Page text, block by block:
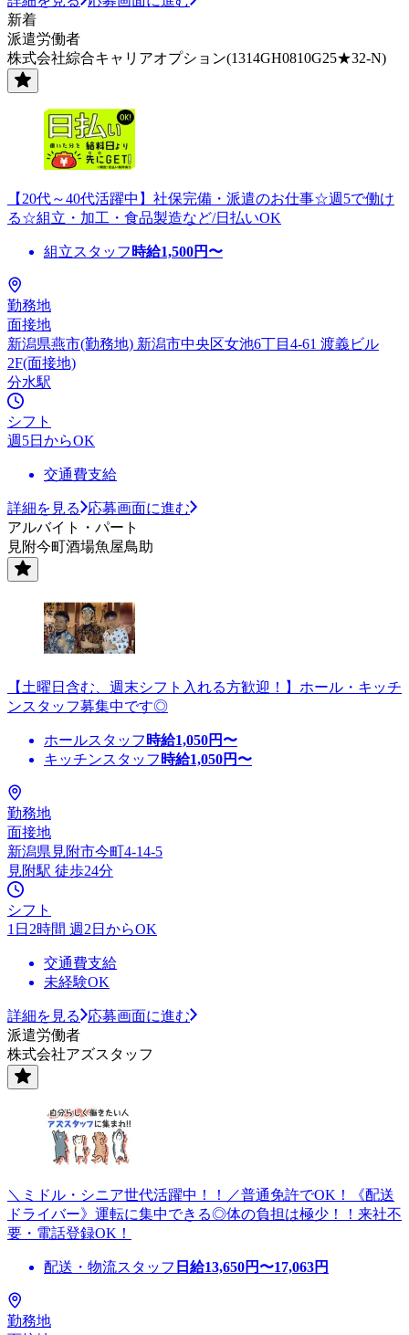
新着
派遣労働者
株式会社綜合キャリアオプション(1314GH0810G25★32-N)
【20代～40代活躍中】社保完備・派遣のお仕事☆週5で働け
る☆組立・加工・食品製造など/日払いOK
組立スタッフ 時給1,500円〜
勤務地
面接地
新潟県燕市(勤務地) 新潟市中央区女池6丁目4-61 渡義ビル
2F(面接地)
分水駅
シフト
週5日からOK
交通費支給
詳細を見る
応募画面に進む
アルバイト・パート
見附今町酒場魚屋鳥助
【土曜日含む、週末シフト入れる方歓迎！】ホール・キッチ
ンスタッフ募集中です◎
ホールスタッフ 時給1,050円〜
キッチンスタッフ 時給1,050円〜
勤務地
面接地
新潟県見附市今町4-14-5
見附駅 徒歩24分
シフト
1日2時間 週2日からOK
交通費支給
未経験OK
詳細を見る
応募画面に進む
派遣労働者
株式会社アズスタッフ
＼ミドル・シニア世代活躍中！！／普通免許でOK！《配送
ドライバー》運転に集中できる◎体の負担は極少！！来社不
要・電話登録OK！
配送・物流スタッフ 日給13,650円〜17,063円
勤務地